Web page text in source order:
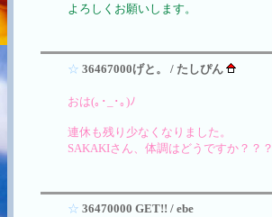
よろしくお願いします。
☆ 36467000げと。 / たしぴん
おは(｡･_･｡)ﾉ
連休も残り少なくなりました。
SAKAKIさん、体調はどうですか？？？
☆ 36470000 GET!! / ebe